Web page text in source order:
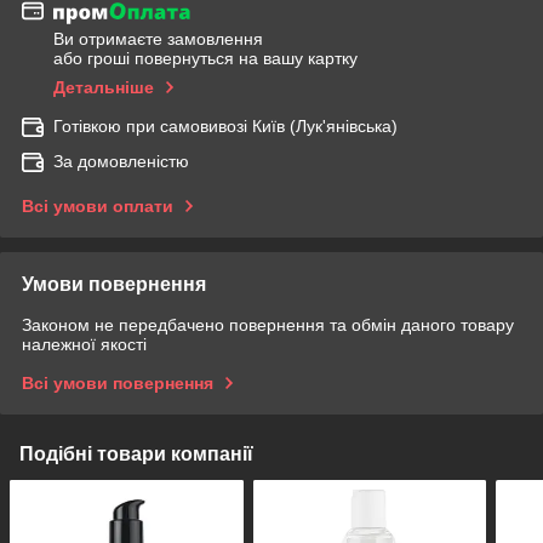
Ви отримаєте замовлення
або гроші повернуться на вашу картку
Детальніше
Готівкою при самовивозі Київ (Лук'янівська)
За домовленістю
Всі умови оплати
Умови повернення
Законом не передбачено повернення та обмін даного товару
належної якості
Всі умови повернення
Подібні товари компанії